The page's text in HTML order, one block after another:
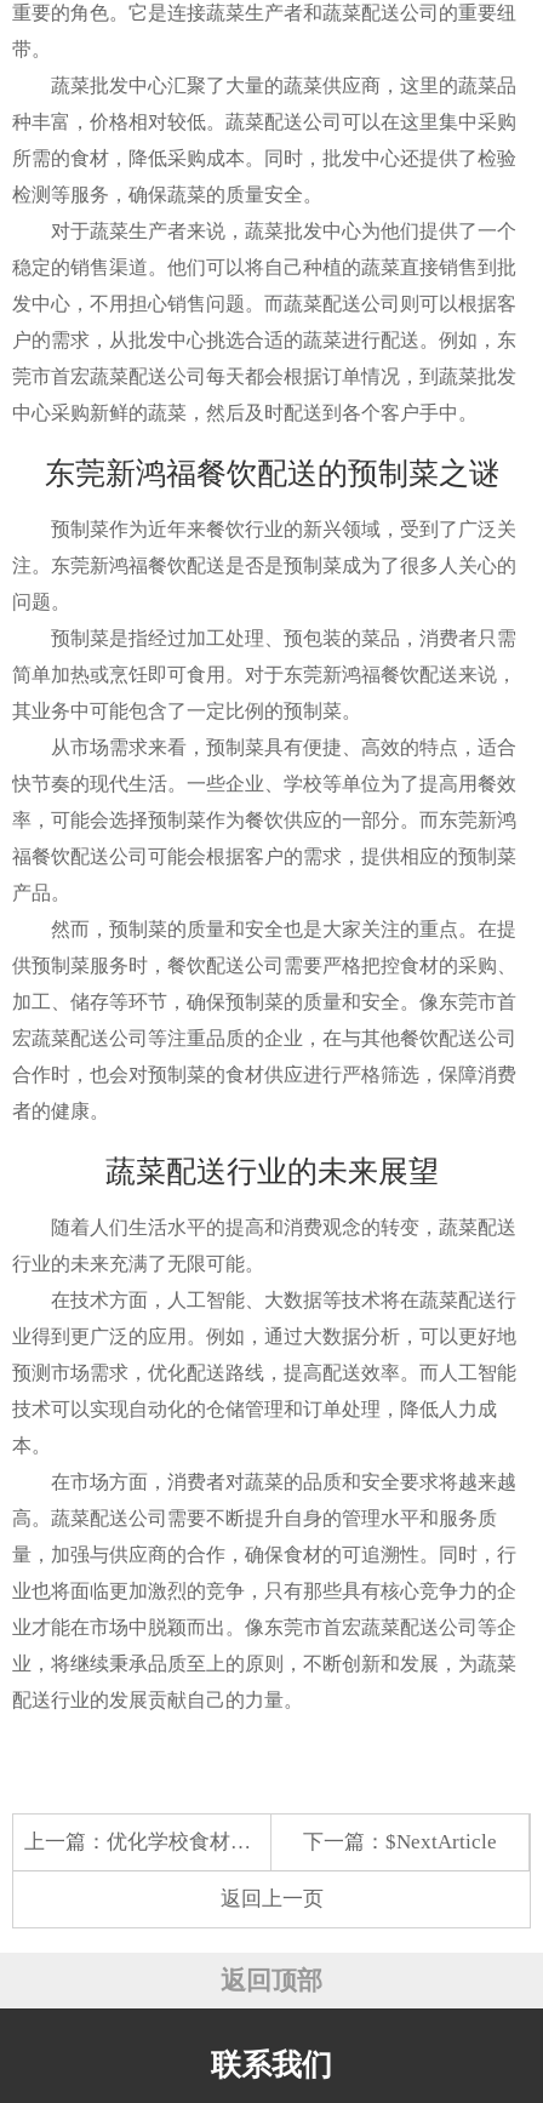
重要的角色。它是连接蔬菜生产者和蔬菜配送公司的重要纽
带。
蔬菜批发中心汇聚了大量的蔬菜供应商，这里的蔬菜品
种丰富，价格相对较低。蔬菜配送公司可以在这里集中采购
所需的食材，降低采购成本。同时，批发中心还提供了检验
检测等服务，确保蔬菜的质量安全。
对于蔬菜生产者来说，蔬菜批发中心为他们提供了一个
稳定的销售渠道。他们可以将自己种植的蔬菜直接销售到批
发中心，不用担心销售问题。而蔬菜配送公司则可以根据客
户的需求，从批发中心挑选合适的蔬菜进行配送。例如，东
莞市首宏蔬菜配送公司每天都会根据订单情况，到蔬菜批发
中心采购新鲜的蔬菜，然后及时配送到各个客户手中。
东莞新鸿福餐饮配送的预制菜之谜
预制菜作为近年来餐饮行业的新兴领域，受到了广泛关
注。东莞新鸿福餐饮配送是否是预制菜成为了很多人关心的
问题。
预制菜是指经过加工处理、预包装的菜品，消费者只需
简单加热或烹饪即可食用。对于东莞新鸿福餐饮配送来说，
其业务中可能包含了一定比例的预制菜。
从市场需求来看，预制菜具有便捷、高效的特点，适合
快节奏的现代生活。一些企业、学校等单位为了提高用餐效
率，可能会选择预制菜作为餐饮供应的一部分。而东莞新鸿
福餐饮配送公司可能会根据客户的需求，提供相应的预制菜
产品。
然而，预制菜的质量和安全也是大家关注的重点。在提
供预制菜服务时，餐饮配送公司需要严格把控食材的采购、
加工、储存等环节，确保预制菜的质量和安全。像东莞市首
宏蔬菜配送公司等注重品质的企业，在与其他餐饮配送公司
合作时，也会对预制菜的食材供应进行严格筛选，保障消费
者的健康。
蔬菜配送行业的未来展望
随着人们生活水平的提高和消费观念的转变，蔬菜配送
行业的未来充满了无限可能。
在技术方面，人工智能、大数据等技术将在蔬菜配送行
业得到更广泛的应用。例如，通过大数据分析，可以更好地
预测市场需求，优化配送路线，提高配送效率。而人工智能
技术可以实现自动化的仓储管理和订单处理，降低人力成
本。
在市场方面，消费者对蔬菜的品质和安全要求将越来越
高。蔬菜配送公司需要不断提升自身的管理水平和服务质
量，加强与供应商的合作，确保食材的可追溯性。同时，行
业也将面临更加激烈的竞争，只有那些具有核心竞争力的企
业才能在市场中脱颖而出。像东莞市首宏蔬菜配送公司等企
业，将继续秉承品质至上的原则，不断创新和发展，为蔬菜
配送行业的发展贡献自己的力量。
上一篇： 优化学校食材配送，保障师生健康饮食 下一篇：$NextArticle
返回上一页
返回顶部
联系我们